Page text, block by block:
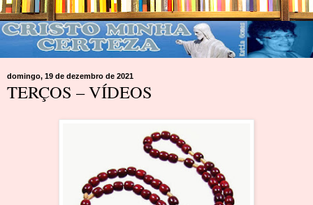
domingo, 19 de dezembro de 2021
TERÇOS – VÍDEOS